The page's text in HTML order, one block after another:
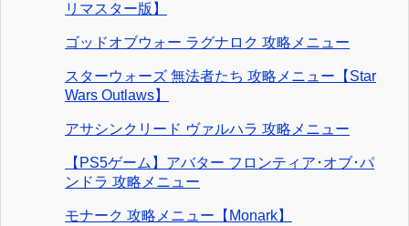
リマスター版】
ゴッドオブウォー ラグナロク 攻略メニュー
スターウォーズ 無法者たち 攻略メニュー【Star
Wars Outlaws】
アサシンクリード ヴァルハラ 攻略メニュー
【PS5ゲーム】アバター フロンティア･オブ･パ
ンドラ 攻略メニュー
モナーク 攻略メニュー【Monark】